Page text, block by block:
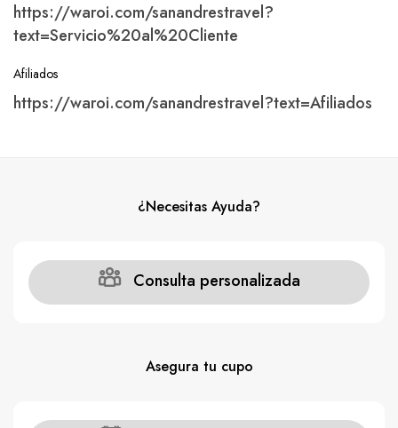
https://waroi.com/sanandrestravel?
text=Servicio%20al%20Cliente
Afiliados
https://waroi.com/sanandrestravel?text=Afiliados
¿Necesitas Ayuda?
Consulta personalizada
Asegura tu cupo